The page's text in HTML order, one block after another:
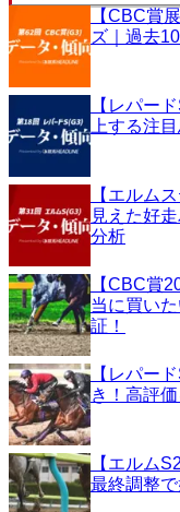
【CBC賞
ズ｜過去
【レパー
上する注
【エルム
見えた好
分析
【CBC賞
当に買い
証！
【レパー
き！高評
【エルム
最終調整